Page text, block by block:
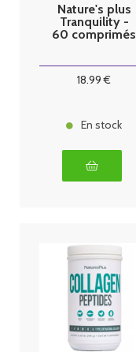
Nature's plus
Tranquility -
60 comprimés
18.99 €
En stock